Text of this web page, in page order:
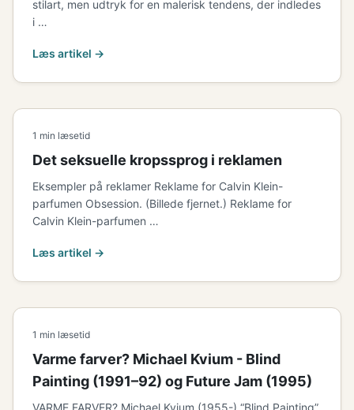
stilart, men udtryk for en malerisk tendens, der indledes
i …
Læs artikel →
1 min læsetid
Det seksuelle kropssprog i reklamen
Eksempler på reklamer Reklame for Calvin Klein-
parfumen Obsession. (Billede fjernet.) Reklame for
Calvin Klein-parfumen …
Læs artikel →
1 min læsetid
Varme farver? Michael Kvium - Blind
Painting (1991–92) og Future Jam (1995)
VARME FARVER? Michael Kvium (1955-) “Blind Painting”,